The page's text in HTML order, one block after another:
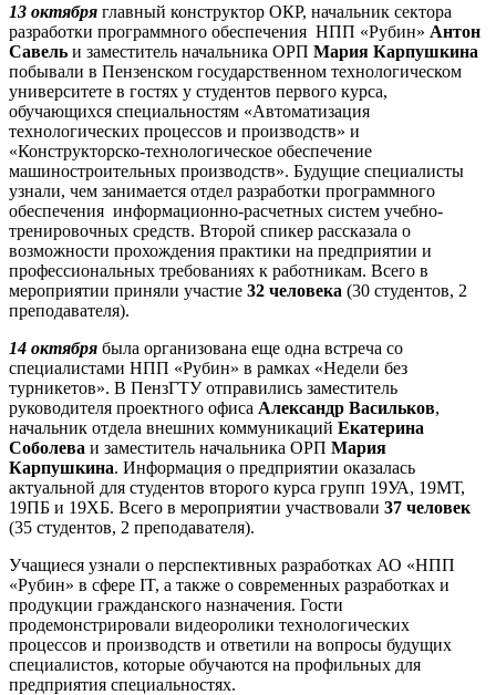
13 октября главный конструктор ОКР, начальник сектора
разработки программного обеспечения НПП «Рубин» Антон
Савель и заместитель начальника ОРП Мария Карпушкина
побывали в Пензенском государственном технологическом
университете в гостях у студентов первого курса,
обучающихся специальностям «Автоматизация
технологических процессов и производств» и
«Конструкторско-технологическое обеспечение
машиностроительных производств». Будущие специалисты
узнали, чем занимается отдел разработки программного
обеспечения информационно-расчетных систем учебно-
тренировочных средств. Второй спикер рассказала о
возможности прохождения практики на предприятии и
профессиональных требованиях к работникам. Всего в
мероприятии приняли участие 32 человека (30 студентов, 2
преподавателя).
14 октября была организована еще одна встреча со
специалистами НПП «Рубин» в рамках «Недели без
турникетов». В ПензГТУ отправились заместитель
руководителя проектного офиса Александр Васильков,
начальник отдела внешних коммуникаций Екатерина
Соболева и заместитель начальника ОРП Мария
Карпушкина. Информация о предприятии оказалась
актуальной для студентов второго курса групп 19УА, 19МТ,
19ПБ и 19ХБ. Всего в мероприятии участвовали 37 человек
(35 студентов, 2 преподавателя).
Учащиеся узнали о перспективных разработках АО «НПП
«Рубин» в сфере IT, а также о современных разработках и
продукции гражданского назначения. Гости
продемонстрировали видеоролики технологических
процессов и производств и ответили на вопросы будущих
специалистов, которые обучаются на профильных для
предприятия специальностях.